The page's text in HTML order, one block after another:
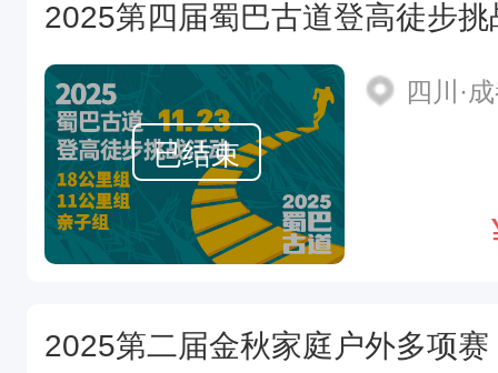
2025第四届蜀巴古道登高徒步挑
已结束
四川·
2025第二届金秋家庭户外多项赛